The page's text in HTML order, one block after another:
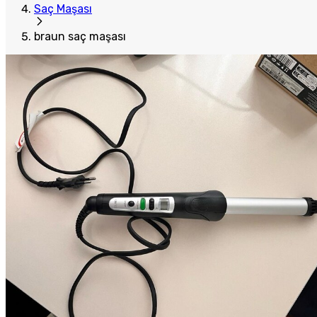
Saç Maşası
braun saç maşası